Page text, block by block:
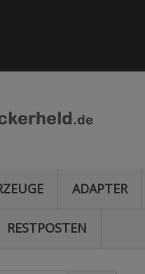
ADAPTER
RESTPOSTEN